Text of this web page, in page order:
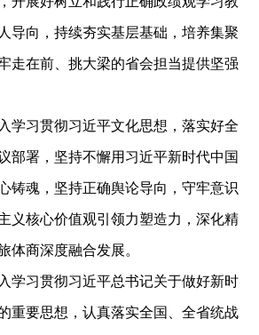
导向，持续夯实基层基础，培养集聚
走在前、挑大梁的省会担当提供坚强
习贯彻习近平文化思想，落实好全
部署，坚持不懈用习近平新时代中国
铸魂，坚持正确舆论导向，守牢意识
义核心价值观引领力塑造力，深化精
体商深度融合发展。
习贯彻习近平总书记关于做好新时
重要思想，认真落实全国、全省统战